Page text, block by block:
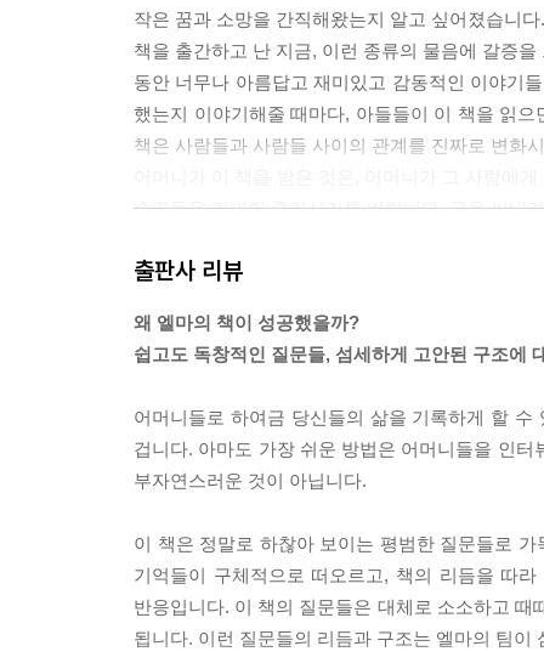
작은 꿈과 소망을 간직해왔는지 알고 싶어졌습니다.
책을 출간하고 난 지금, 이런 종류의 물음에 갈증
동안 너무나 아름답고 재미있고 감동적인 이야기
했는지 이야기해줄 때마다, 아들들이 이 책을 읽
책은 사람들과 사람들 사이의 관계를 진짜로 변화
순간들을 기꺼이 즐기시기를 바랍니다. 글을 써내
놓고 이야기할 수 있는 계기를 만들어 주기를 바
책은 예외입니다. 꼭 되돌려주시기 바랍니다. 이
엘마 판 플리트 Elma van Vliet ---「이 책을 선물받
1. 자녀가 책을 사서 어머니께 드립니다.
3. 어머니가 혼자서 쓰시는 경우는 처음에 기억나
다. 처음에는 기억나지 않던 일도 조금씩 조금씩
우에도 한 번에 모든 질문에 대한 답을 적으려고
4. 어머니의 사진이 많지 않다면 어머니가 그림을
출판사 리뷰
왜 엘마의 책이 성공했을까?
쉽고도 독창적인 질문들, 섬세하게 고안된 구조에
어머니들로 하여금 당신들의 삶을 기록하게 할
겁니다. 아마도 가장 쉬운 방법은 어머니들을 인
부자연스러운 것이 아닙니다.
이 책은 정말로 하찮아 보이는 평범한 질문들로
기억들이 구체적으로 떠오르고, 책의 리듬을 따
반응입니다. 이 책의 질문들은 대체로 소소하고
됩니다. 이런 질문들의 리듬과 구조는 엘마의 팀